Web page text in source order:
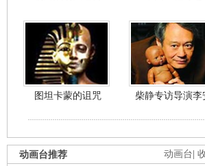
图坦卡蒙的诅咒 柴静专访导演李
动画台
动画台推荐